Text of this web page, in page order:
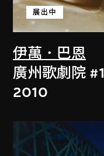
伊萬．巴恩
展出中
廣州歌劇院 #1
2010